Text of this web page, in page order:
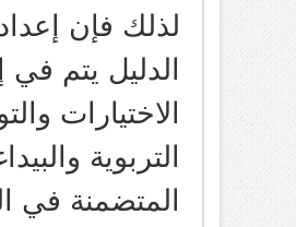
لذلك فإن
الدليل يتم في
الاختيارات
التربوية
المتضمنة في